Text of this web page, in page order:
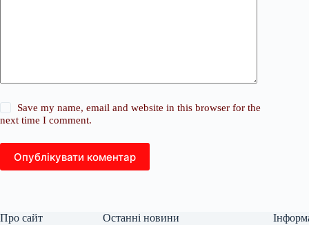
Save my name, email and website in this browser for the
next time I comment.
Опублікувати коментар
Про сайт Останні новини